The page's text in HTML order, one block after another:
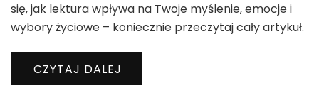
się, jak lektura wpływa na Twoje myślenie, emocje i
wybory życiowe – koniecznie przeczytaj cały artykuł.
CZYTAJ DALEJ